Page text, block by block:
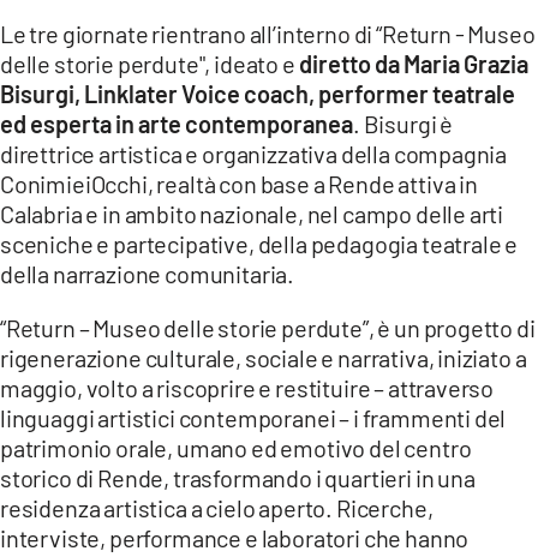
LACAPITALENEWS.IT
App
ANDROID
APPLE
Le tre giornate rientrano all’interno di “Return - Museo
delle storie perdute", ideato e diretto da Maria Grazia
Bisurgi, Linklater Voice coach, performer teatrale
ed esperta in arte contemporanea . Bisurgi è
direttrice artistica e organizzativa della compagnia
ConimieiOcchi, realtà con base a Rende attiva in
Calabria e in ambito nazionale, nel campo delle arti
sceniche e partecipative, della pedagogia teatrale e
della narrazione comunitaria.
“Return – Museo delle storie perdute”, è un progetto di
rigenerazione culturale, sociale e narrativa, iniziato a
maggio, volto a riscoprire e restituire – attraverso
linguaggi artistici contemporanei – i frammenti del
patrimonio orale, umano ed emotivo del centro
storico di Rende, trasformando i quartieri in una
residenza artistica a cielo aperto. Ricerche,
interviste, performance e laboratori che hanno